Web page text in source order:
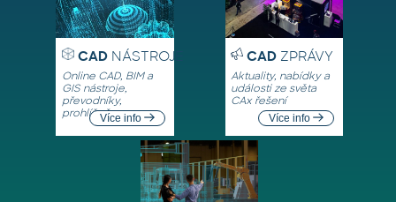
CADNÁSTROJE
Online CAD, BIM a
GIS nástroje,
převodníky,
prohlížečeVíce info
CADZPRÁVY
Aktuality, nabídky a
události ze světa
CAx řešení
Více info